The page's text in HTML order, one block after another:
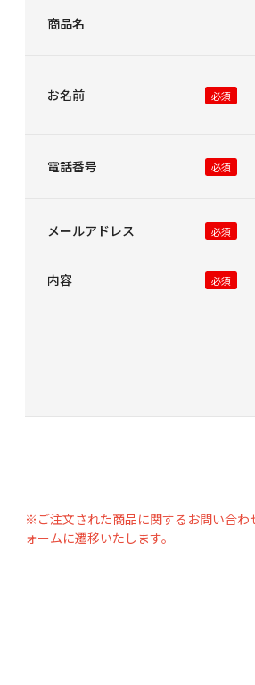
商品名
お名前
電話番号
メールアドレス
内容
※ご注文された商品に関するお問い合わ
ォームに遷移いたします。